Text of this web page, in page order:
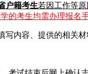
户籍考生若因工作等
的考生均需办理报名手
内容、提供的相关